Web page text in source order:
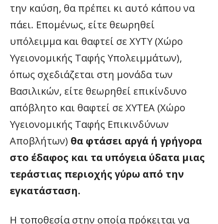
την καύση, θα πρέπει κι αυτό κάπου να
πάει. Επομένως, είτε θεωρηθεί
υπόλειμμα και θαφτεί σε ΧΥΤΥ (Χώρο
Υγειονομικής Ταφής Υπολειμμάτων),
όπως σχεδιάζεται στη μονάδα των
Βασιλικών, είτε θεωρηθεί επικίνδυνο
απόβλητο και θαφτεί σε ΧΥΤΕΑ (Χώρο
Υγειονομικής Ταφής Επικινδύνων
Αποβλήτων) θα φτάσει αργά ή γρήγορα
στο έδαφος και τα υπόγεια ύδατα μιας
τεράστιας περιοχής γύρω από την
εγκατάσταση.
Η τοποθεσία στην οποία πρόκειται να